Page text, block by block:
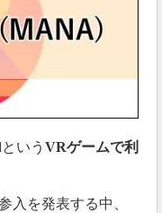
いう VRゲームで利
入を発表する中、